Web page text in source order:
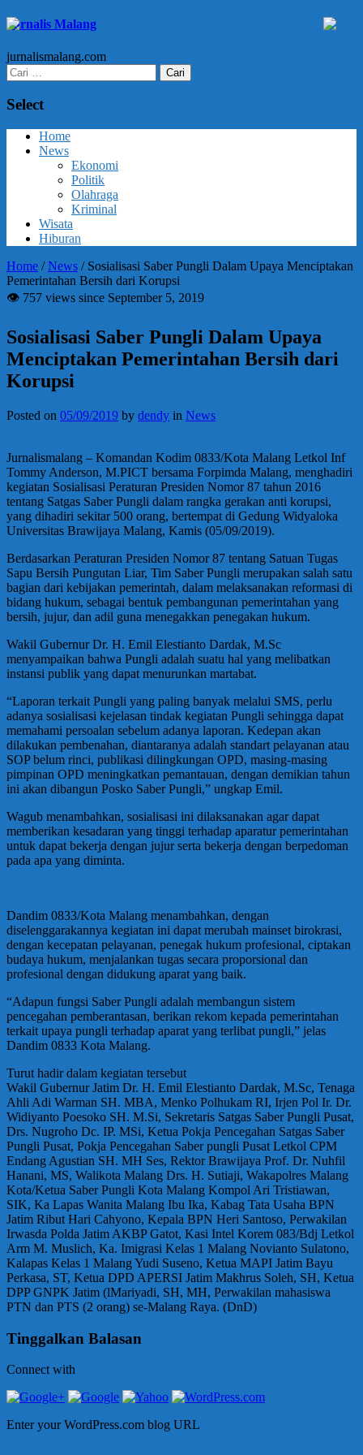
Jurnalis Malang
jurnalismalang.com
Cari
untuk:
Select
Home
News
Ekonomi
Politik
Olahraga
Kriminal
Wisata
Hiburan
Home /News / Sosialisasi Saber Pungli Dalam Upaya Menciptakan
Pemerintahan Bersih dari Korupsi
👁 757 views since September 5, 2019
Sosialisasi Saber Pungli Dalam Upaya
Menciptakan Pemerintahan Bersih dari
Korupsi
Posted on 05/09/2019 by dendy in News
Jurnalismalang – Komandan Kodim 0833/Kota Malang Letkol Inf
Tommy Anderson, M.PICT bersama Forpimda Malang, menghadiri
kegiatan Sosialisasi Peraturan Presiden Nomor 87 tahun 2016
tentang Satgas Saber Pungli dalam rangka gerakan anti korupsi,
yang dihadiri sekitar 500 orang, bertempat di Gedung Widyaloka
Universitas Brawijaya Malang, Kamis (05/09/2019).
Berdasarkan Peraturan Presiden Nomor 87 tentang Satuan Tugas
Sapu Bersih Pungutan Liar, Tim Saber Pungli merupakan salah satu
bagian dari kebijakan pemerintah, dalam melaksanakan reformasi di
bidang hukum, sebagai bentuk pembangunan pemerintahan yang
bersih, jujur, dan adil guna menegakkan penegakan hukum.
Wakil Gubernur Dr. H. Emil Elestianto Dardak, M.Sc
menyampaikan bahwa Pungli adalah suatu hal yang melibatkan
instansi publik yang dapat menurunkan martabat.
“Laporan terkait Pungli yang paling banyak melalui SMS, perlu
adanya sosialisasi kejelasan tindak kegiatan Pungli sehingga dapat
memahami persoalan sebelum adanya laporan. Kedepan akan
dilakukan pembenahan, diantaranya adalah standart pelayanan atau
SOP belum rinci, publikasi dilingkungan OPD, masing-masing
pimpinan OPD meningkatkan pemantauan, dengan demikian tahun
ini akan dibangun Posko Saber Pungli,” ungkap Emil.
Wagub menambahkan, sosialisasi ini dilaksanakan agar dapat
memberikan kesadaran yang tinggi terhadap aparatur pemerintahan
untuk dapat bekerja dengan jujur ​​serta bekerja dengan berpedoman
pada apa yang diminta.
Dandim 0833/Kota Malang menambahkan, dengan
diselenggarakannya kegiatan ini dapat merubah mainset birokrasi,
dengan kecepatan pelayanan, penegak hukum profesional, ciptakan
budaya hukum, menjalankan tugas secara proporsional dan
profesional dengan didukung aparat yang baik.
“Adapun fungsi Saber Pungli adalah membangun sistem
pencegahan pemberantasan, berikan rekom kepada pemerintahan
terkait upaya pungli terhadap aparat yang terlibat pungli,” jelas
Dandim 0833 Kota Malang.
Turut hadir dalam kegiatan tersebut
Wakil Gubernur Jatim Dr. H. Emil Elestianto Dardak, M.Sc, Tenaga
Ahli Adi Warman SH. MBA, Menko Polhukam RI, Irjen Pol Ir. Dr.
Widiyanto Poesoko SH. M.Si, Sekretaris Satgas Saber Pungli Pusat,
Drs. Nugroho Dc. IP. MSi, Ketua Pokja Pencegahan Satgas Saber
Pungli Pusat, Pokja Pencegahan Saber pungli Pusat Letkol CPM
Endang Agustian SH. MH Ses, Rektor Brawijaya Prof. Dr. Nuhfil
Hanani, MS, Walikota Malang Drs. H. Sutiaji, Wakapolres Malang
Kota/Ketua Saber Pungli Kota Malang Kompol Ari Tristiawan,
SIK, Ka Lapas Wanita Malang Ibu Ika, Kabag Tata Usaha BPN
Jatim Ribut Hari Cahyono, Kepala BPN Heri Santoso, Perwakilan
Irwasda Polda Jatim AKBP Gatot, Kasi Intel Korem 083/Bdj Letkol
Arm M. Muslich, Ka. Imigrasi Kelas 1 Malang Novianto Sulatono,
Kalapas Kelas 1 Malang Yudi Suseno, Ketua MAPI Jatim Bayu
Perkasa, ST, Ketua DPD APERSI Jatim Makhrus Soleh, SH, Ketua
DPP GNPK Jatim (lMariyadi, SH, MH, Perwakilan mahasiswa
PTN dan PTS (2 orang) se-Malang Raya. (DnD)
Tinggalkan Balasan
Connect with
Enter your WordPress.com blog URL